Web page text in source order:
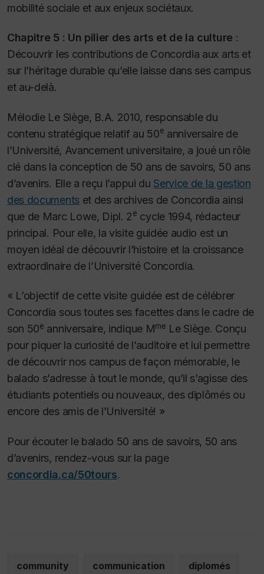
mobilité sociale et aux enjeux sociétaux.
Chapitre 5 : Un pilier des arts et de la culture :
Découvrir les contributions de Concordia aux arts et
sur l’héritage durable qu’elle laisse dans ses campus
et au-delà.
Mélodie Le Siège, B.A. 2010, responsable du
contenu stratégique relatif au 50e anniversaire de
l’Université, Avancement universitaire, a joué un rôle
clé dans la conception de 50 ans de savoirs, 50 ans
d’avenirs. Elle a reçu l’appui du Service de la gestion
des documentset des archives de Concordia ainsi
que de Marc Lowe, Dipl. 2e cycle 1994, rédacteur
principal. Pour elle, la visite guidée audio est un
moyen idéal de découvrir l’histoire et la croissance
extraordinaire de l’Université Concordia.
« L’objectif de cette visite guidée est de célébrer
Concordia sous toutes ses facettes dans le cadre de
son 50e anniversaire, indique Mme Le Siège. Conçu
pour piquer la curiosité de l’auditoire et lui permettre
de découvrir nos campus de façon mémorable, le
balado s’adresse à tout le monde, qu’il s’agisse des
étudiants potentiels ou nouveaux, des diplômés ou
encore des amis de l’Université! »
Pour écouter le balado 50 ans de savoirs, 50 ans
d’avenirs, rendez-vous sur la page
concordia.ca/50tours.
community communication diplomés